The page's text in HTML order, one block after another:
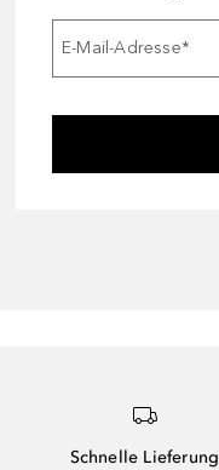
E-Mail-Adresse*
Schnelle Lieferung